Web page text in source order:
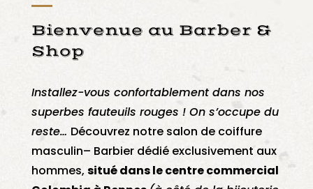
Bienvenue au Barber &
Shop
Installez-vous confortablement dans nos
superbes fauteuils rouges ! On s’occupe du
reste… Découvrez notre salon de coiffure
masculin– Barbier dédié exclusivement aux
hommes, situé dans le centre commercial